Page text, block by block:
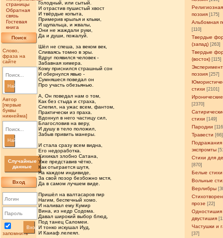
страницы
Обратная
связь
Гостевая
книга
Поиск
Слово,
фраза на
сайте
Найти
Автор
[первые
буквы
никнейма]
Найти
Случайные
данные
Вход
запомнить
Вход
Религиозная
поэзия [175]
Альбомная
[110]
Твердые
(запад) [263]
Твердые
(восток) [115]
поэзия [257]
стихи [2101]
[2370]
стихи [149]
Пародии
Травести [66]
Подражания
экспромты
Стихи для
[870]
Белые стихи
Вольные
Верлибры
прозе [22]
Одностишия
двустишия
Частушки и
[37]
Голодный, или сытый.
И отрастив пушистый хвост
И твёрдые копыта,
Примерив крылья и клыки,
И щупальца, и жвалы,
Они не жаждали руки,
Да и души, пожалуй.
Шёл не спеша, за веком век,
Сливаясь томно в эры.
Вдруг появился человек -
Забавная химера.
Кому приснился страшный сон
И обернулся явью -
Сумняшеся поведал он
Про участь обезьянью.
А, Он поведал нам о том,
Как без стыда и страха,
Слепил, на ужас всем, фантом,
Практически из праха.
Вдохнул в него частицу сил,
Благословив на веру,
И душу в тело положил,
Забыв привить манеры.
И стала сразу всем видна,
Его недоработка.
Хихикал злобно Сатана,
Уже представив чётко,
Как отыграется шутя,
На каждом индивиде,
За свой позор безбожно мстя,
Да в самом лучшем виде.
Пришёл на валтасаров пир
Нагим, беспечный хомо.
И наливал ему Кумир
Вина, из недр Содома.
Давал широкий выбор блюд,
Под танец Саломеи.
И тонко искушал Иуд,
И Каиаф лелеял.